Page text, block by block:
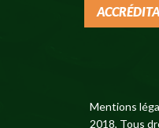
Mentions
2018, Tous